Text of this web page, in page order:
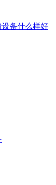
备什么样好